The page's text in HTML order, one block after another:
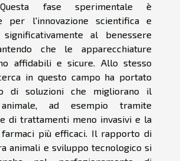
fase sperimentale è
per l'innovazione scientifica e
significativamente al benessere
che le apparecchiature
affidabili e sicure. Allo stesso
in questo campo ha portato
di soluzioni che migliorano il
ad esempio tramite
di trattamenti meno invasivi e la
più efficaci. Il rapporto di
animali e sviluppo tecnologico si